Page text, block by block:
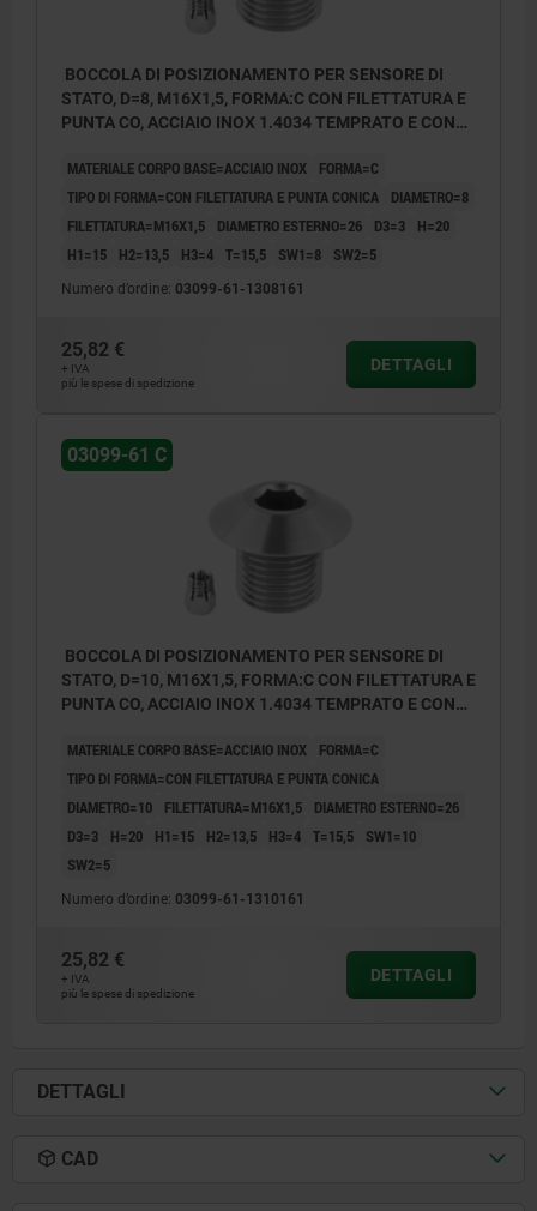
BOCCOLA DI POSIZIONAMENTO PER SENSORE DI
STATO, D=8, M16X1,5, FORMA:C CON FILETTATURA E
PUNTA CO, ACCIAIO INOX 1.4034 TEMPRATO E CON
MATERIALE CORPO BASE=ACCIAIO INOX
FORMA=C
TIPO DI FORMA=CON FILETTATURA E PUNTA CONICA
DIAMETRO=8
FILETTATURA=M16X1,5
DIAMETRO ESTERNO=26 D3=3
H=20
H1=15
H2=13,5 H3=4 T=15,5 SW1=8 SW2=5
Numero d’ordine: 03099-61-1308161
25,82 €
+ IVA
più le spese di spedizione
DETTAGLI
03099-61 C
BOCCOLA DI POSIZIONAMENTO PER SENSORE DI
STATO, D=10, M16X1,5, FORMA:C CON FILETTATURA E
PUNTA CO, ACCIAIO INOX 1.4034 TEMPRATO E CON
MATERIALE CORPO BASE=ACCIAIO INOX
FORMA=C
TIPO DI FORMA=CON FILETTATURA E PUNTA CONICA
DIAMETRO=10
FILETTATURA=M16X1,5
DIAMETRO ESTERNO=26
D3=3
H=20 H1=15 H2=13,5 H3=4 T=15,5
SW1=10
SW2=5
Numero d’ordine: 03099-61-1310161
25,82 €
+ IVA
più le spese di spedizione
DETTAGLI
DETTAGLI
CAD